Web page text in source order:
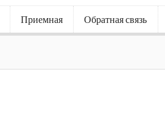
Приемная Обратная связь